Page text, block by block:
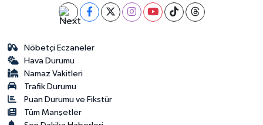
Nöbetçi Eczaneler
Hava Durumu
Namaz Vakitleri
Trafik Durumu
Puan Durumu ve Fikstür
Tüm Manşetler